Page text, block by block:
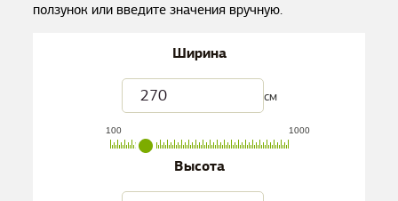
ползунок или введите значения вручную.
Ширина
см
100 1000
Высота